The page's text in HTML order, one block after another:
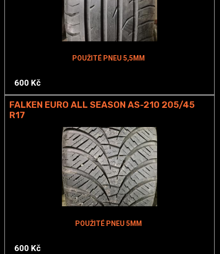
POUŽITÉ PNEU 5,5MM
600 Kč
FALKEN EURO ALL SEASON AS-210 205/45
R17
POUŽITÉ PNEU 5MM
600 Kč